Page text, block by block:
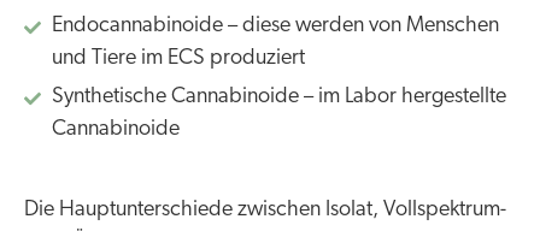
Endocannabinoide – diese werden von Menschen
und Tiere im ECS produziert
Synthetische Cannabinoide – im Labor hergestellte
Cannabinoide
Die Hauptunterschiede zwischen Isolat, Vollspektrum-